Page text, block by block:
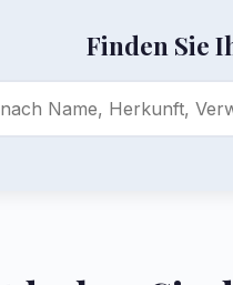
Finden Sie